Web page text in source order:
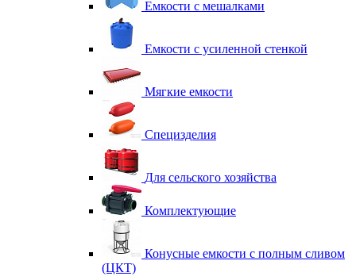
Емкости с мешалками
Емкости с усиленной стенкой
Мягкие емкости
Специзделия
Для сельского хозяйства
Комплектующие
Конусные емкости с полным сливом
(ЦКТ)